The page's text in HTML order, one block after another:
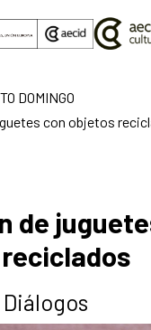
principal
DOMINGO
con objetos
de